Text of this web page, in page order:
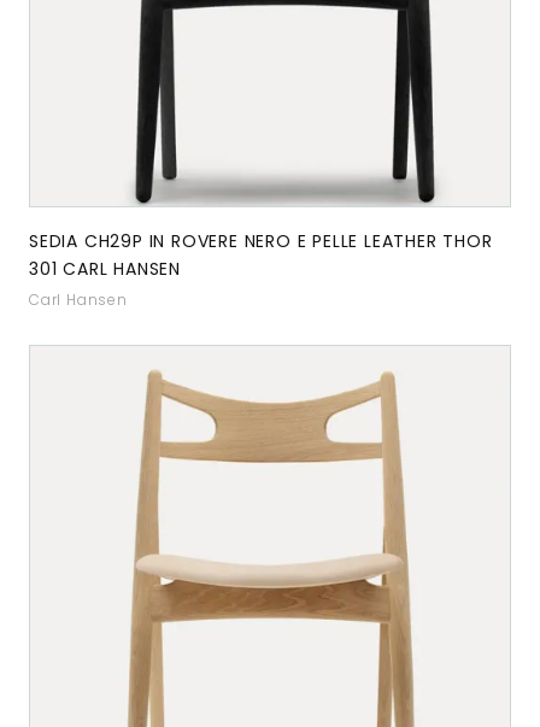
SEDIA CH29P IN ROVERE NERO E PELLE LEATHER THOR
301 CARL HANSEN
Carl Hansen